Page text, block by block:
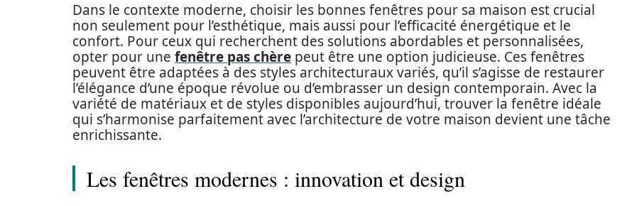
Dans le contexte moderne, choisir les bonnes fenêtres pour sa maison est crucial
non seulement pour l’esthétique, mais aussi pour l’efficacité énergétique et le
confort. Pour ceux qui recherchent des solutions abordables et personnalisées,
opter pour une fenêtre pas chère peut être une option judicieuse. Ces fenêtres
peuvent être adaptées à des styles architecturaux variés, qu’il s’agisse de restaurer
l’élégance d’une époque révolue ou d’embrasser un design contemporain. Avec la
variété de matériaux et de styles disponibles aujourd’hui, trouver la fenêtre idéale
qui s’harmonise parfaitement avec l’architecture de votre maison devient une tâche
enrichissante.
Les fenêtres modernes : innovation et design